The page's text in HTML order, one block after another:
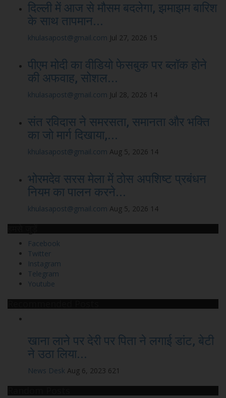
दिल्ली में आज से मौसम बदलेगा, झमाझम बारिश
के साथ तापमान...
khulasapost@gmail.com Jul 27, 2026 15
पीएम मोदी का वीडियो फेसबुक पर ब्लॉक होने
की अफवाह, सोशल...
khulasapost@gmail.com Jul 28, 2026 14
संत रविदास ने समरसता, समानता और भक्ति
का जो मार्ग दिखाया,...
khulasapost@gmail.com Aug 5, 2026 14
भोरमदेव सरस मेला में ठोस अपशिष्ट प्रबंधन
नियम का पालन करने...
khulasapost@gmail.com Aug 5, 2026 14
Facebook
Twitter
Instagram
Telegram
Youtube
खाना लाने पर देरी पर पिता ने लगाई डांट, बेटी
ने उठा लिया...
News Desk Aug 6, 2023 621